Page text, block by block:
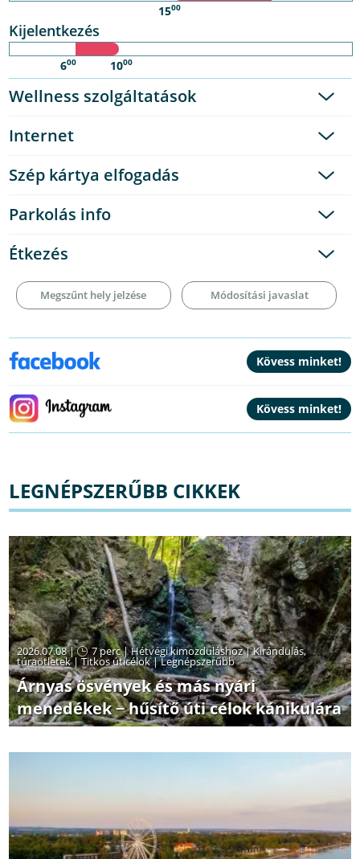
1500
Kijelentkezés
600 1000
Wellness szolgáltatások
Internet
Szép kártya elfogadás
Parkolás info
Étkezés
Megszűnt hely jelzése Módosítási javaslat
LEGNÉPSZERŰBB CIKKEK
2026.07.08 | 7 perc|Hétvégi kimozduláshoz|Kirándulás,
túraötletek|Titkos úticélok|Legnépszerűbb
Árnyas ösvények és más nyári
menedékek − hűsítő úti célok kánikulára